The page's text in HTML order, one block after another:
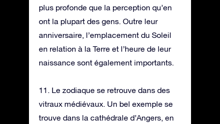
plus profonde que la perception qu’en
ont la plupart des gens. Outre leur
anniversaire, l’emplacement du Soleil
en relation à la Terre et l’heure de leur
naissance sont également importants.
11. Le zodiaque se retrouve dans des
vitraux médiévaux. Un bel exemple se
trouve dans la cathédrale d’Angers, en